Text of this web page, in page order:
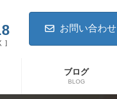
]
お問い合わせ
ブログ
BLOG